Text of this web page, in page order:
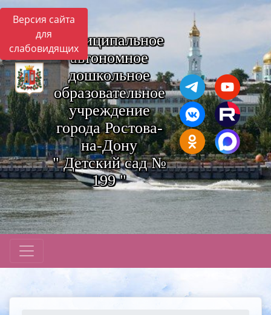
Версия сайта
для
слабовидящихМуниципальное
автономное
дошкольное
образовательное
учреждение
города Ростова-
на-Дону
" Детский сад №
199 "